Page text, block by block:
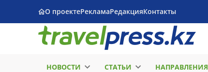
О проектеРекламаРедакцияКонтакты
НОВОСТИ СТАТЬИ НАПРАВЛЕНИЯ